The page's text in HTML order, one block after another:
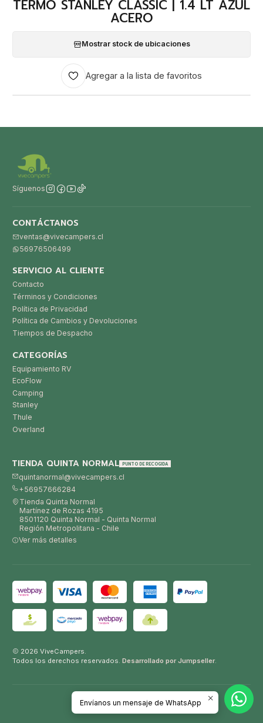
TERMO STANLEY CLASSIC | 1.4 LT AZUL
ACERO
Mostrar stock de ubicaciones
Agregar a la lista de favoritos
Síguenos
CONTÁCTANOS
ventas@vivecampers.cl
56976506499
SERVICIO AL CLIENTE
Contacto
Términos y Condiciones
Política de Privacidad
Política de Cambios y Devoluciones
Tiempos de Despacho
CATEGORÍAS
Equipamiento RV
EcoFlow
Camping
Stanley
Thule
Overland
TIENDA QUINTA NORMAL PUNTO DE RECOGIDA
quintanormal@vivecampers.cl
+56957666284
Tienda Quinta Normal
Martínez de Rozas 4195
8501120 Quinta Normal - Quinta Normal
Región Metropolitana - Chile
Ver más detalles
2026 ViveCampers.
Todos los derechos reservados. Desarrollado por Jumpseller.
VOLVER ARRIBA
Envíanos un mensaje de WhatsApp